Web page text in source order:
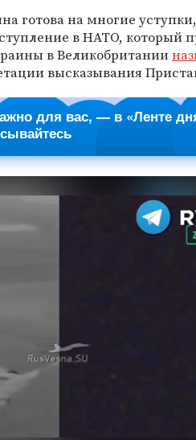
готова на многие
в НАТО, который
в Великобритании
высказывания
для вас, — в «Ленте